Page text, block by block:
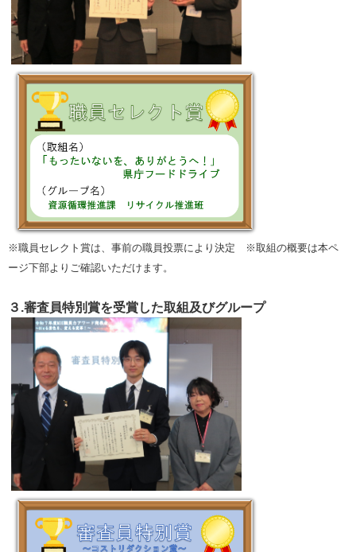
※職員セレクト賞は、事前の職員投票により決定 ※取組の概要は本ペ
ージ下部よりご確認いただけます。
３.審査員特別賞を受賞した取組及びグループ